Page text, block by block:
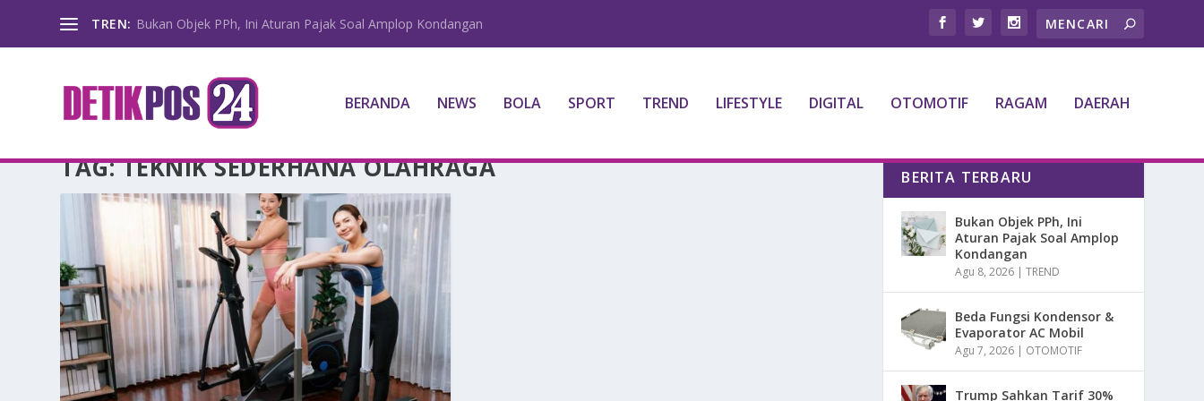
TREN: Bukan Objek PPh, Ini Aturan Pajak Soal Amplop Kondangan
BERANDA NEWS BOLA SPORT TREND LIFESTYLE DIGITAL OTOMOTIF RAGAM DAERAH
TAG:TEKNIK SEDERHANA OLAHRAGA BERITA TERBARU
Bukan Objek PPh, Ini
Aturan Pajak Soal Amplop
Kondangan
Agu 8, 2026 |TREND
Beda Fungsi Kondensor &
Evaporator AC Mobil
Agu 7, 2026 | OTOMOTIF
Trump Sahkan Tarif 30%